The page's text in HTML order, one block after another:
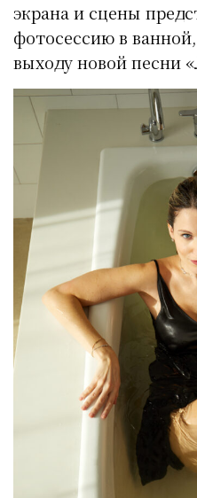
экрана и сцены
фотосессию в
выходу новой песни